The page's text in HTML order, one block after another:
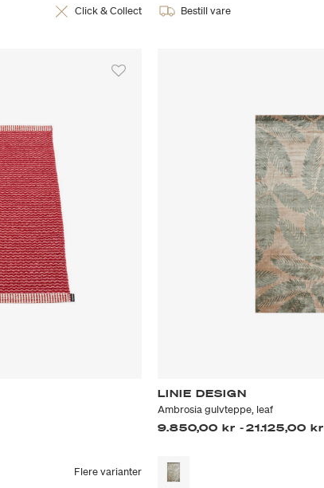
Click & Collect Bestill vare
Flere varianter
LINIE DESIGN
Ambrosia gulvteppe, leaf
9.850,00 kr-21.125,00 kr